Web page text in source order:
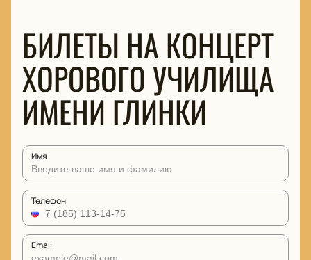
БИЛЕТЫ НА КОНЦЕРТ
ХОРОВОГО УЧИЛИЩА
ИМЕНИ ГЛИНКИ
Имя
Телефон
Email